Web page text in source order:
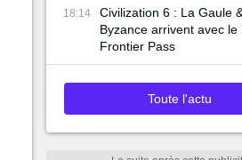
18:14
Civilization 6 : La Gaule
Byzance arrivent avec le
Frontier Pass
Toute l'actu